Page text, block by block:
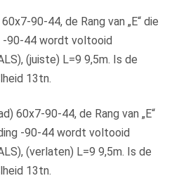
90-44, de Rang van „E“ die
-90-44 wordt voltooid
(juiste) L=9 9,5m. Is de
13tn.
60x7-90-44, de Rang van „E“
-90-44 wordt voltooid
(verlaten) L=9 9,5m. Is de
13tn.